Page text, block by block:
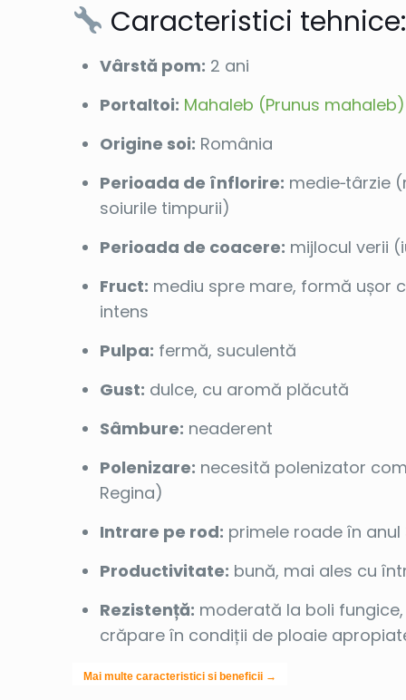
Caracteristici tehnice:
Vârstă pom: 2 ani
Portaltoi: Mahaleb (Prunus mahaleb)
Origine soi: România
Perioada de înflorire: medie‑târzie
soiurile timpurii)
Perioada de coacere: mijlocul verii
Fruct: mediu spre mare, formă ușor
intens
Pulpa: fermă, suculentă
Gust: dulce, cu aromă plăcută
Sâmbure: neaderent
Polenizare: necesită polenizator
Regina)
Intrare pe rod: primele roade în anul
Productivitate: bună, mai ales cu
Rezistență: moderată la boli
crăpare în condiții de ploaie
Mai multe caracteristici si beneficii →